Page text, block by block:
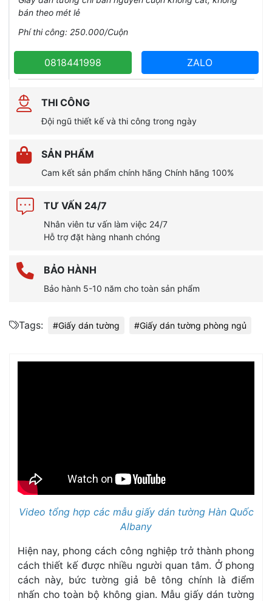
bán theo mét lẻ
Phí thi công: 250.000/Cuộn
0818441998 ZALO
THI CÔNG
Đội ngũ thiết kế và thi công trong ngày
SẢN PHẨM
Cam kết sản phẩm chính hãng Chính hãng 100%
TƯ VẤN 24/7
Nhân viên tư vấn làm việc 24/7
Hỗ trợ đặt hàng nhanh chóng
BẢO HÀNH
Bảo hành 5-10 năm cho toàn sản phẩm
Tags: #Giấy dán tường #Giấy dán tường phòng ngủ
Video tổng hợp các mẫu giấy dán tường Hàn Quốc
Albany
Hiện nay, phong cách công nghiệp trở thành phong
cách thiết kế được nhiều người quan tâm. Ở phong
cách này, bức tường giả bê tông chính là điểm
nhấn cho toàn bộ không gian. Mẫu giấy dán tường